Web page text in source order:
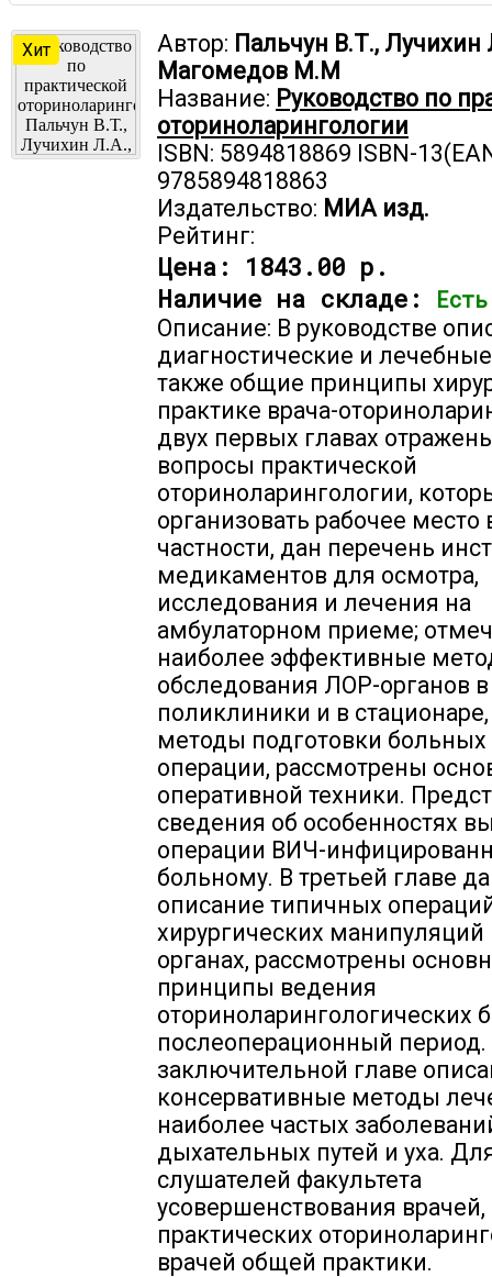
Хит Автор: Пальчун В.Т., Лучихин
Магомедов М.М
Название: Руководство по
оториноларингологии
ISBN: 5894818869 ISBN-
9785894818863
Издательство: МИА изд.
Рейтинг:
Цена: 1843.00 р.
Наличие на складе:
Описание: В руководстве
диагностические и
также общие принципы
практике врача-
двух первых главах
вопросы практической
оториноларингологии,
организовать рабочее место
частности, дан перечень
медикаментов для осмотра,
исследования и лечения на
амбулаторном приеме;
наиболее эффективные
обследования ЛОР-органов в
поликлиники и в
методы подготовки больных
операции, рассмотрены
оперативной техники.
сведения об особенностях
операции ВИЧ-
больному. В третьей главе
описание типичных
хирургических
органах, рассмотрены
принципы ведения
оториноларингологических
послеоперационный период.
заключительной главе
консервативные методы
наиболее частых
дыхательных путей и уха.
слушателей факультета
усовершенствования врачей,
практических
врачей общей практики.